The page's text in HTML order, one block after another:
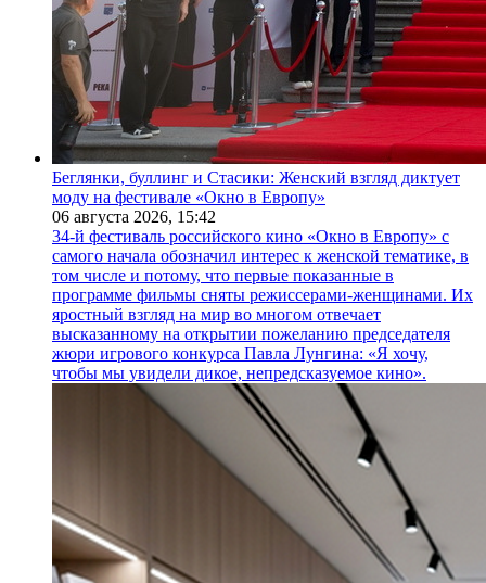
Беглянки, буллинг и Стасики: Женский взгляд диктует
моду на фестивале «Окно в Европу»
06 августа 2026, 15:42
34-й фестиваль российского кино «Окно в Европу» с
самого начала обозначил интерес к женской тематике, в
том числе и потому, что первые показанные в
программе фильмы сняты режиссерами-женщинами. Их
яростный взгляд на мир во многом отвечает
высказанному на открытии пожеланию председателя
жюри игрового конкурса Павла Лунгина: «Я хочу,
чтобы мы увидели дикое, непредсказуемое кино».